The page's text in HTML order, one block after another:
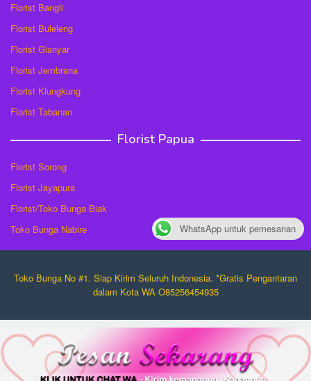
Florist Bangli
Florist Buleleng
Florist Gianyar
Florist Jembrana
Florist Klungkung
Florist Tabanan
Florist Papua
Florist Sorong
Florist Jayapura
Florist/Toko Bunga Biak
Toko Bunga Nabire
Toko Bunga No #1. Siap Kirim Seluruh Indonesia. *Gratis Pengantaran
dalam Kota WA O85256454935
WhatsApp untuk pemesanan